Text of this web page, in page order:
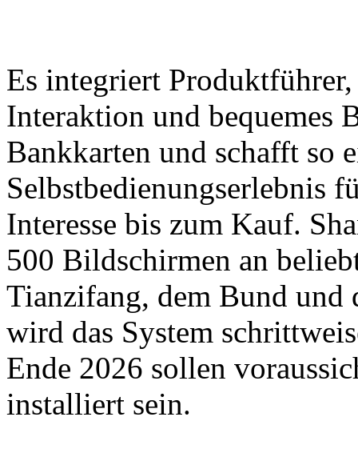
Es integriert
Interaktion und bequemes
Bankkarten und schafft so
Selbstbedienungserlebnis
Interesse bis zum Kauf.
500 Bildschirmen an
Tianzifang, dem Bund und
wird das System
Ende 2026 sollen
installiert sein.